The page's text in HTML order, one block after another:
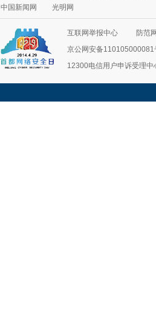
中国新闻网
光明网
互联网举报中心
防范
京公网安备110105000081
12300电信用户申诉受理中